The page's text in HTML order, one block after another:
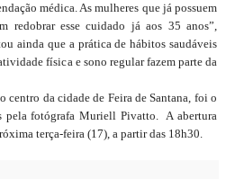
médica. As mulheres que já possuem
redobrar esse cuidado já aos 35 anos”,
ainda que a prática de hábitos saudáveis
física e sono regular fazem parte da
da cidade de Feira de Santana, foi o
pela fotógrafa Muriell Pivatto. A abertura
terça-feira (17), a partir das 18h30.